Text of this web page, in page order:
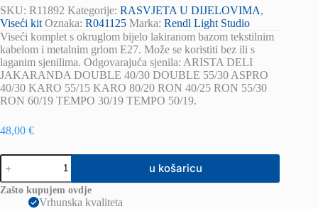
SKU: R11892 Kategorije: RASVJETA U DIJELOVIMA,
Viseći kit Oznaka: R041125 Marka: Rendl Light Studio
Viseći komplet s okruglom bijelo lakiranom bazom tekstilnim
kabelom i metalnim grlom E27. Može se koristiti bez ili s
laganim sjenilima. Odgovarajuća sjenila: ARISTA DELI
JAKARANDA DOUBLE 40/30 DOUBLE 55/30 ASPRO
40/30 KARO 55/15 KARO 80/20 RON 40/25 RON 55/30
RON 60/19 TEMPO 30/19 TEMPO 50/19.
48,00 €
ELISA
viseći
komplet
BO+CVK+KG
u košaricu
Zašto kupujem ovdje
Vrhunska kvaliteta